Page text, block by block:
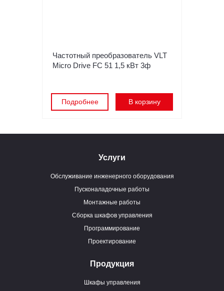
Частотный преобразователь VLT
Micro Drive FC 51 1,5 кВт 3ф
Подробнее В корзину
Услуги
Обслуживание инженерного оборудования
Пусконаладочные работы
Монтажные работы
Сборка шкафов управления
Программирование
Проектирование
Продукция
Шкафы управления